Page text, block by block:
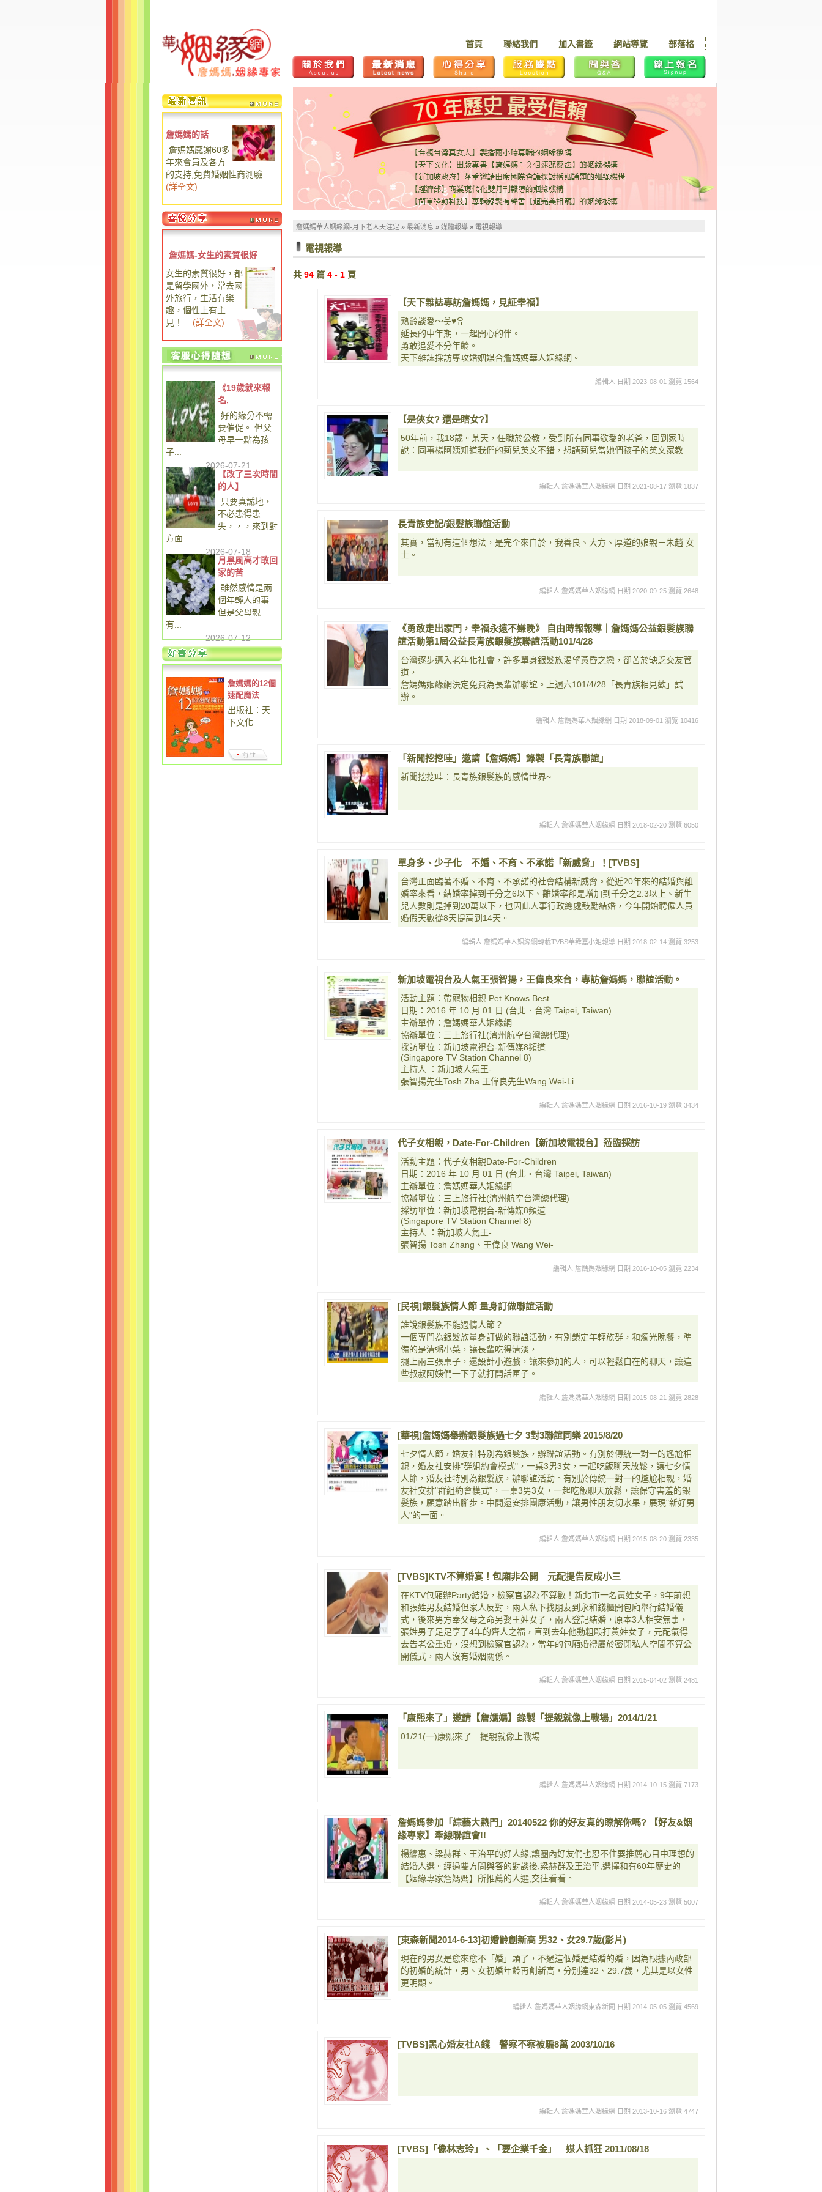
部落格
網站導覽
加入書籤
聯絡我們
首頁
詹媽媽的話
詹媽媽感謝60多
年來會員及各方
的支持,免費婚姻性商測驗
(詳全文)
詹媽媽-女生的素質很好
女生的素質很好，都
是留學國外，常去國
外旅行，生活有樂
趣，個性上有主
見！...
(詳全文)
《19歲就來報
名,
好的緣分不需
要催促。 但父
母早一點為孩
子...
2026-07-21
【改了三次時間
的人】
只要真誠地，
不必患得患
失，，，來到對
方面...
2026-07-18
月黑風高才敢回
家的苦
雖然感情是兩
個年輕人的事
但是父母親
有...
2026-07-12
詹媽媽的12個
速配魔法
出版社：天
下文化
詹媽媽華人姻緣網-月下老人天注定 » 最新消息 » 媒體報導 » 電視報導
電視報導
共 94 篇 4 - 1 頁
【天下雜誌專訪詹媽媽，見証幸福】
熟齡談愛～웃♥유
延長的中年期，一起開心的伴。
勇敢追愛不分年齡。
天下雜誌採訪專攻婚姻媒合詹媽媽華人姻緣網。
編輯人 日期 2023-08-01 瀏覽 1564
【是俠女? 還是瞎女?】
50年前，我18歲。某天，任職於公教，受到所有同事敬愛的老爸，回到家時
說：同事楊阿姨知道我們的莉兒英文不錯，想請莉兒當她們孩子的英文家教
編輯人 詹媽媽華人姻緣網 日期 2021-08-17 瀏覽 1837
長青族史記/銀髮族聯誼活動
其實，當初有這個想法，是完全來自於，我善良、大方、厚道的娘親－朱趙 女
士。
編輯人 詹媽媽華人姻緣網 日期 2020-09-25 瀏覽 2648
《勇敢走出家門，幸福永遠不嫌晚》 自由時報報導｜詹媽媽公益銀髮族聯
誼活動第1屆公益長青族銀髮族聯誼活動101/4/28
台灣逐步邁入老年化社會，許多單身銀髮族渴望黃昏之戀，卻苦於缺乏交友管
道，
詹媽媽姻緣網決定免費為長輩辦聯誼。上週六101/4/28「長青族相見歡」試
辦。
編輯人 詹媽媽華人姻緣網 日期 2018-09-01 瀏覽 10416
「新聞挖挖哇」邀請【詹媽媽】錄製「長青族聯誼」
新聞挖挖哇：長青族銀髮族的感情世界~
編輯人 詹媽媽華人姻緣網 日期 2018-02-20 瀏覽 6050
單身多、少子化 不婚、不育、不承諾「新威脅」！[TVBS]
台灣正面臨著不婚、不育、不承諾的社會結構新威脅。從近20年來的結婚與離
婚率來看，結婚率掉到千分之6以下、離婚率卻是增加到千分之2.3以上、新生
兒人數則是掉到20萬以下，也因此人事行政總處鼓勵結婚，今年開始聘僱人員
婚假天數從8天提高到14天。
編輯人 詹媽媽華人姻緣網轉載TVBS華舜嘉小姐報導 日期 2018-02-14 瀏覽 3253
新加坡電視台及人氣王張智揚，王偉良來台，專訪詹媽媽，聯誼活動。
活動主題：帶寵物相親 Pet Knows Best
日期：2016 年 10 月 01 日 (台北．台灣 Taipei, Taiwan)
主辦單位：詹媽媽華人姻緣網
協辦單位：三上旅行社(濟州航空台灣總代理)
採訪單位：新加坡電視台-新傳媒8頻道
(Singapore TV Station Channel 8)
主持人 ：新加坡人氣王-
張智揚先生Tosh Zha 王偉良先生Wang Wei-Li
編輯人 詹媽媽華人姻緣網 日期 2016-10-19 瀏覽 3434
代子女相親，Date-For-Children【新加坡電視台】蒞臨採訪
活動主題：代子女相親Date-For-Children
日期：2016 年 10 月 01 日 (台北‧台灣 Taipei, Taiwan)
主辦單位：詹媽媽華人姻緣網
協辦單位：三上旅行社(濟州航空台灣總代理)
採訪單位：新加坡電視台-新傳媒8頻道
(Singapore TV Station Channel 8)
主持人 ：新加坡人氣王-
張智揚 Tosh Zhang、王偉良 Wang Wei-
編輯人 詹媽媽姻緣網 日期 2016-10-05 瀏覽 2234
[民視]銀髮族情人節 量身訂做聯誼活動
誰說銀髮族不能過情人節？
一個專門為銀髮族量身訂做的聯誼活動，有別鎖定年輕族群，和燭光晚餐，準
備的是清粥小菜，讓長輩吃得清淡，
擺上兩三張桌子，還設計小遊戲，讓來參加的人，可以輕鬆自在的聊天，讓這
些叔叔阿姨們一下子就打開話匣子。
編輯人 詹媽媽華人姻緣網 日期 2015-08-21 瀏覽 2828
[華視]詹媽媽舉辦銀髮族過七夕 3對3聯誼同樂 2015/8/20
七夕情人節，婚友社特別為銀髮族，辦聯誼活動。有別於傳統一對一的尷尬相
親，婚友社安­排"群組約會模式"，一桌3男3女，一起吃飯聊天放鬆，讓七夕情
人節，婚友社特別為銀髮族，辦聯誼活動。有別於傳統一對一的尷尬相親，婚
友社安­排"群組約會模式"，一桌3男3女，一起吃飯聊天放鬆，讓保守害­羞的銀
髮族，願意踏出腳步。中間還安排團康活動，讓男性朋友切水果，展現"­新好男
人"的一面。
編輯人 詹媽媽華人姻緣網 日期 2015-08-20 瀏覽 2335
[TVBS]KTV不算婚宴！包廂非公開 元配提告反成小三
在KTV包廂辦Party結婚，檢察官認為不算數！新北市一名黃姓女子，9年前想
和張姓男友結婚但家人反對，兩人私下找朋友到永和錢櫃開包廂舉行結婚儀
式，後來男方奉父母之命另娶王姓女子，兩人登記結婚，原本3人相安無事，
張姓男子足足享了4年的齊人之福，直到去年他動粗毆打黃姓女子，元配氣得
去告老公重婚，沒想到檢察官認為，當年的包廂婚禮屬於密閉私人空間不算公
開儀式，兩人沒有婚姻關係。
編輯人 詹媽媽華人姻緣網 日期 2015-04-02 瀏覽 2481
「康熙來了」邀請【詹媽媽】錄製「提親就像上戰場」2014/1/21
01/21(一)康熙來了 提親就像上戰場
編輯人 詹媽媽華人姻緣網 日期 2014-10-15 瀏覽 7173
詹媽媽參加「綜藝大熱門」20140522 你的好友真的瞭解你嗎? 【好友&姻
緣專家】牽線聯誼會!!
楊繡惠、梁赫群、王治平的好人緣,讓圈內好友們也忍不住要推薦心目中理想的
結婚人選。經過雙方問與答的對談後,梁赫群及王治平,選擇和有60年歷史的
【姻緣專家詹媽媽】所推薦的人選,交往看看。
編輯人 詹媽媽華人姻緣網 日期 2014-05-23 瀏覽 5007
[東森新聞2014-6-13]初婚齡創新高 男32、女29.7歲(影片)
現在的男女是愈來愈不「婚」頭了，不過這個婚是結婚的婚，因為根據內政部
的初婚的統計，男、女初婚年齡再創新高，分別達32、29.7歲，尤其是以女性
更明顯。
編輯人 詹媽媽華人姻緣網東森新聞 日期 2014-05-05 瀏覽 4569
[TVBS]黑心婚友社A錢 警察不察被騙8萬 2003/10/16
編輯人 詹媽媽華人姻緣網 日期 2013-10-16 瀏覽 4747
[TVBS]「像林志玲」、「要企業千金」 媒人抓狂 2011/08/18